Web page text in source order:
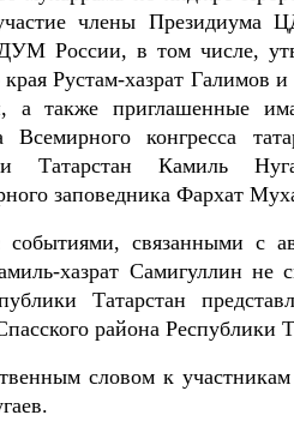
члены Президиума
России, в том числе,
края Рустам-хазрат Галимов
а также приглашенные
Всемирного конгресса
Татарстан Камиль
заповедника Фархат
связанными с
хазрат Самигуллин не
Татарстан
района Республики
словом к